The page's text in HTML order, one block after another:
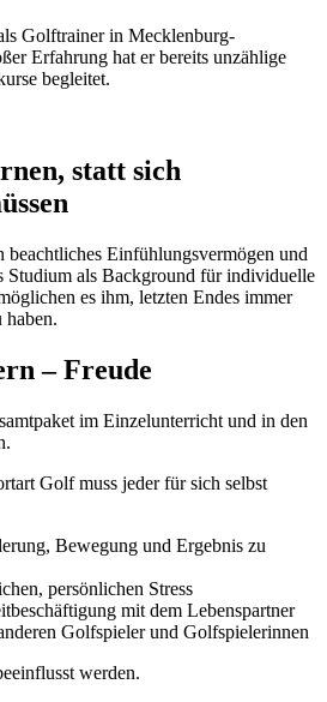
Golftrainer in Mecklenburg-
Erfahrung hat er bereits unzählige
begleitet.
statt sich
Einfühlungsvermögen und
Studium als Background für individuelle
es ihm, letzten Endes immer
haben.
– Freude
im Einzelunterricht und in den
Golf muss jeder für sich selbst
Bewegung und Ergebnis zu
persönlichen Stress
mit dem Lebenspartner
Golfspieler und Golfspielerinnen
werden.